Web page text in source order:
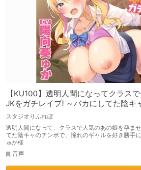
【KU100】透明人間になってクラス
JKをガチレイプ! ～バカにしてた陰キ
どんな気持ち?～
スタジオりふれぼ
透明人間になって、クラスで人気のあの娘を孕ま
てた陰キャのチンポで、憧れのギャルを好き勝手
ゅか様
音声